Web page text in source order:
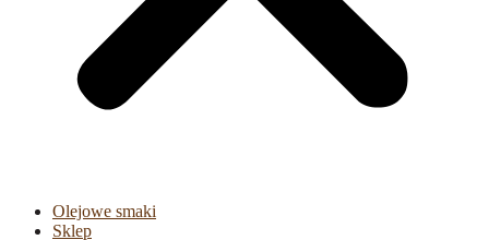
Olejowe smaki
Sklep